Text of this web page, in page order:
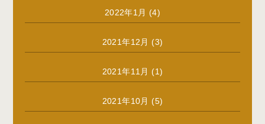
2022年1月 (4)
2021年12月 (3)
2021年11月 (1)
2021年10月 (5)